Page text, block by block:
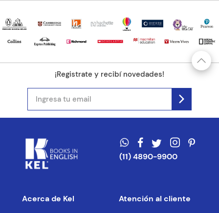
¡Registrate y recibí novedades!
(11) 4890-9900
Acerca de Kel Atención al cliente